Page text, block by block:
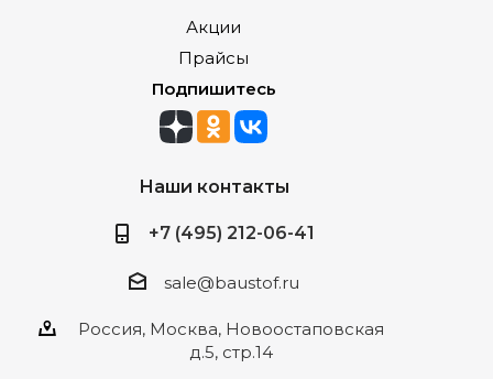
Акции
Прайсы
Подпишитесь
Наши контакты
+7 (495) 212-06-41
sale@baustof.ru
Россия, Москва, Новоостаповская
д.5, стр.14